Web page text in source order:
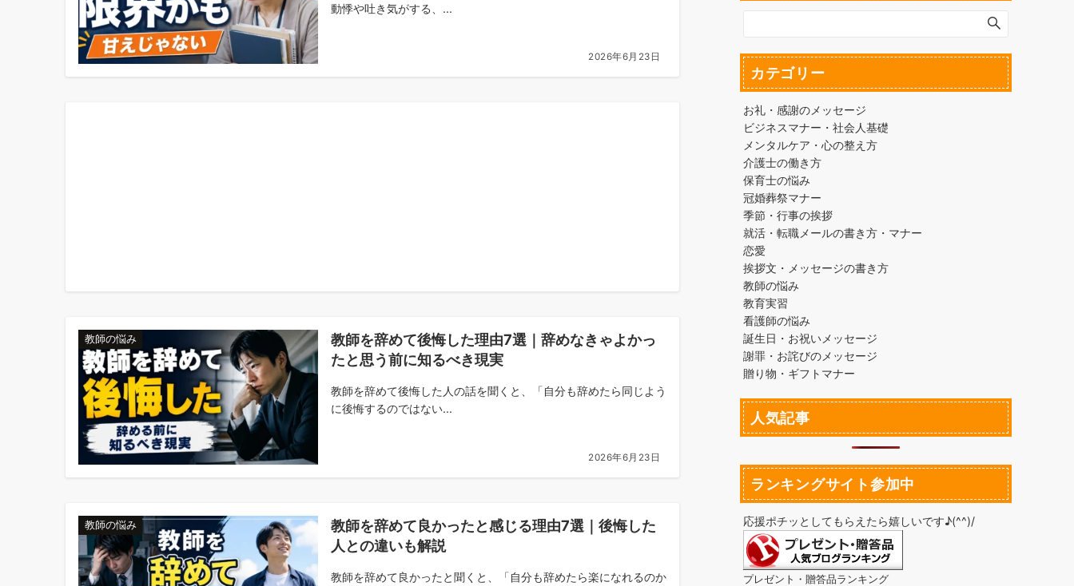
動悸や吐き気がする、...
2026年6月23日
教師の悩み
教師を辞めて後悔した理由7選｜辞めなきゃよかっ
たと思う前に知るべき現実
教師を辞めて後悔した人の話を聞くと、「自分も辞めたら同じよう
に後悔するのではない...
2026年6月23日
教師の悩み
教師を辞めて良かったと感じる理由7選｜後悔した
人との違いも解説
教師を辞めて良かったと聞くと、「自分も辞めたら楽になれるのか
カテゴリー
お礼・感謝のメッセージ
ビジネスマナー・社会人基礎
メンタルケア・心の整え方
介護士の働き方
保育士の悩み
冠婚葬祭マナー
季節・行事の挨拶
就活・転職メールの書き方・マナー
恋愛
挨拶文・メッセージの書き方
教師の悩み
教育実習
看護師の悩み
誕生日・お祝いメッセージ
謝罪・お詫びのメッセージ
贈り物・ギフトマナー
人気記事
ランキングサイト参加中
応援ポチッとしてもらえたら嬉しいです♪(^^)/
プレゼント・贈答品ランキング